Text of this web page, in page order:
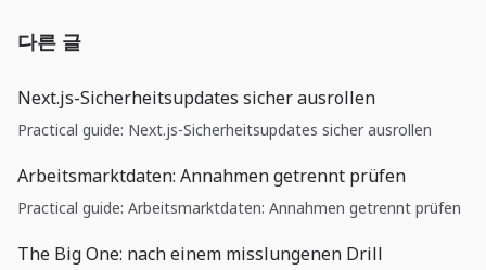
다른 글
Next.js-Sicherheitsupdates sicher ausrollen
Practical guide: Next.js-Sicherheitsupdates sicher ausrollen
Arbeitsmarktdaten: Annahmen getrennt prüfen
Practical guide: Arbeitsmarktdaten: Annahmen getrennt prüfen
The Big One: nach einem misslungenen Drill